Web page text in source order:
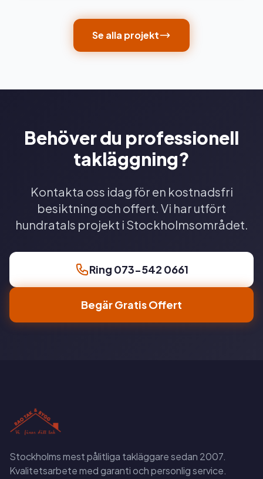
Se alla projekt
Behöver du professionell
takläggning?
Kontakta oss idag för en kostnadsfri
besiktning och offert. Vi har utfört
hundratals projekt i Stockholmsområdet.
Ring 073-542 0661
Begär Gratis Offert
Stockholms mest pålitliga takläggare sedan 2007.
Kvalitetsarbete med garanti och personlig service.